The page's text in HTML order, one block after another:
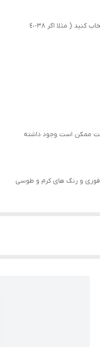
*اگر دو سايزه هستيد سايز بزرگتر رو انتخاب كنيد ( مثلا اگر ٣٨-٤٠
خطا در اندازه گيرى بين ١-٢ سانت ممكن است وجود داشته
و رنگ هاى كرم و طوسى